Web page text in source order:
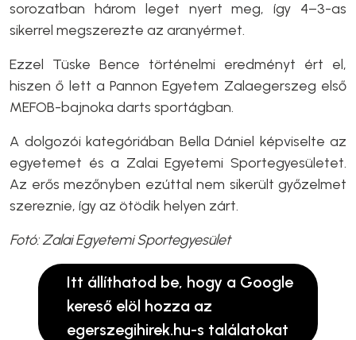
sorozatban három leget nyert meg, így 4–3-as
sikerrel megszerezte az aranyérmet.
Ezzel Tüske Bence történelmi eredményt ért el,
hiszen ő lett a Pannon Egyetem Zalaegerszeg első
MEFOB-bajnoka darts sportágban.
A dolgozói kategóriában Bella Dániel képviselte az
egyetemet és a Zalai Egyetemi Sportegyesületet.
Az erős mezőnyben ezúttal nem sikerült győzelmet
szereznie, így az ötödik helyen zárt.
Fotó: Zalai Egyetemi Sportegyesület
Itt állíthatod be, hogy a Google
kereső elöl hozza az
egerszegihirek.hu-s találatokat